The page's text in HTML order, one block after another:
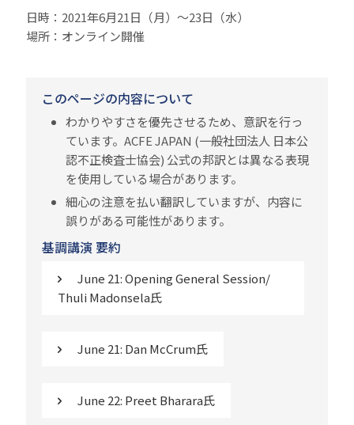
日時：2021年6月21日（月）～23日（水）
場所：オンライン開催
このページの内容について
わかりやすさを優先させるため、意訳を行っ
ています。ACFE JAPAN (一般社団法人 日本公
認不正検査士協会) 公式の邦訳とは異なる表現
を使用している場合があります。
細心の注意を払い翻訳していますが、内容に
誤りがある可能性があります。
基調講演 要約
June 21: Opening General Session/
Thuli Madonsela氏
June 21: Dan McCrum氏
June 22: Preet Bharara氏